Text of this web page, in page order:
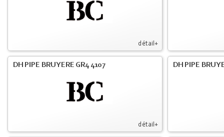
détail+
détail+
DH PIPE BRUYERE GR4 4107 DH PIPE